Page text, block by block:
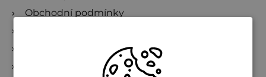
Obchodní podmínky
Kde nakoupit Živinu